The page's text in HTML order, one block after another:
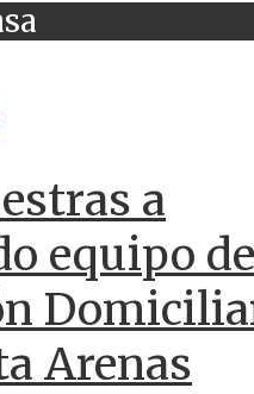
a
equipo de
Arenas